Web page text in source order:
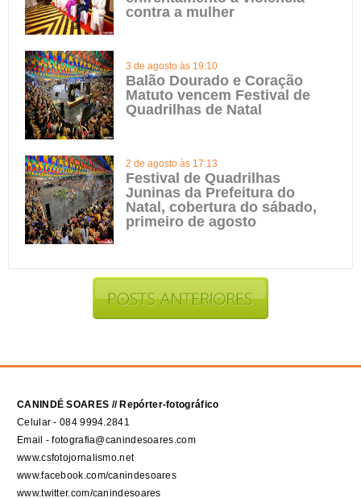
contra a mulher
3 de agosto às 19:10
Balão Dourado e Coração
Matuto vencem Festival de
Quadrilhas de Natal
2 de agosto às 17:13
Festival de Quadrilhas
Juninas da Prefeitura do
Natal, cobertura do sábado,
primeiro de agosto
CANINDÉ SOARES // Repórter-fotográfico
Celular - 084 9994.2841
Email - fotografia@canindesoares.com
www.csfotojornalismo.net
www.facebook.com/canindesoares
www.twitter.com/canindesoares